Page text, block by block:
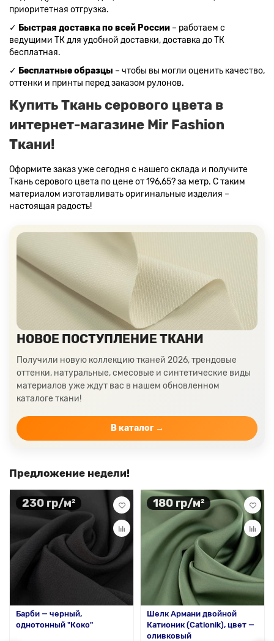
приоритетная отгрузка.
✓ Быстрая доставка по всей России – работаем с
ведущими ТК для удобной доставки, доставка до ТК
бесплатная.
✓ Бесплатные образцы – чтобы вы могли оценить качество,
оттенки и принты перед заказом рулонов.
Купить Ткань серового цвета в
интернет-магазине Mir Fashion
Ткани!
Оформите заказ уже сегодня с нашего склада и получите
Ткань серового цвета по цене от 196,65? за метр. С таким
материалом изготавливать оригинальные изделия –
настоящая радость!
НОВОЕ ПОСТУПЛЕНИЕ ТКАНИ
Получили новую коллекцию тканей 2026, трендовые
оттенки, натуральные, смесовые и синтетические виды
материалов уже ждут вас в нашем обновленном
каталоге ткани!
В каталог →
Предложение недели!
230 гр/м²
Барби — черный,
однотонный "Коко"
180 гр/м²
Шелк Армани двойной
Катионик (Cationik), цвет —
оливковый